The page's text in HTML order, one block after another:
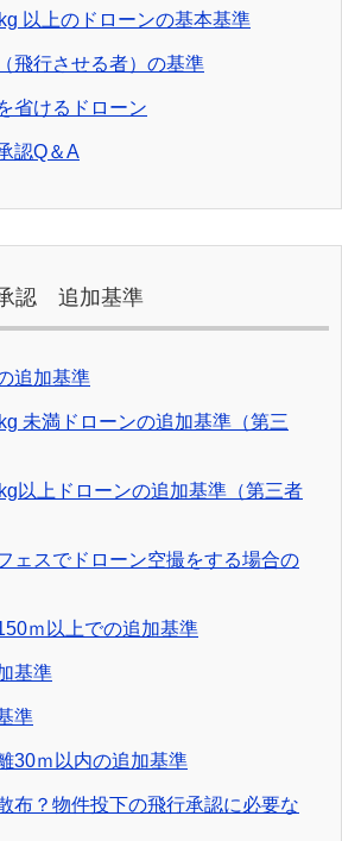
以上のドローンの基本基準
飛行させる者）の基準
省けるドローン
認Q＆A
認 追加基準
追加基準
未満ドローンの追加基準（第三
以上ドローンの追加基準（第三者
ェスでドローン空撮をする場合の
ｍ以上での追加基準
基準
準
30ｍ以内の追加基準
布？物件投下の飛行承認に必要な